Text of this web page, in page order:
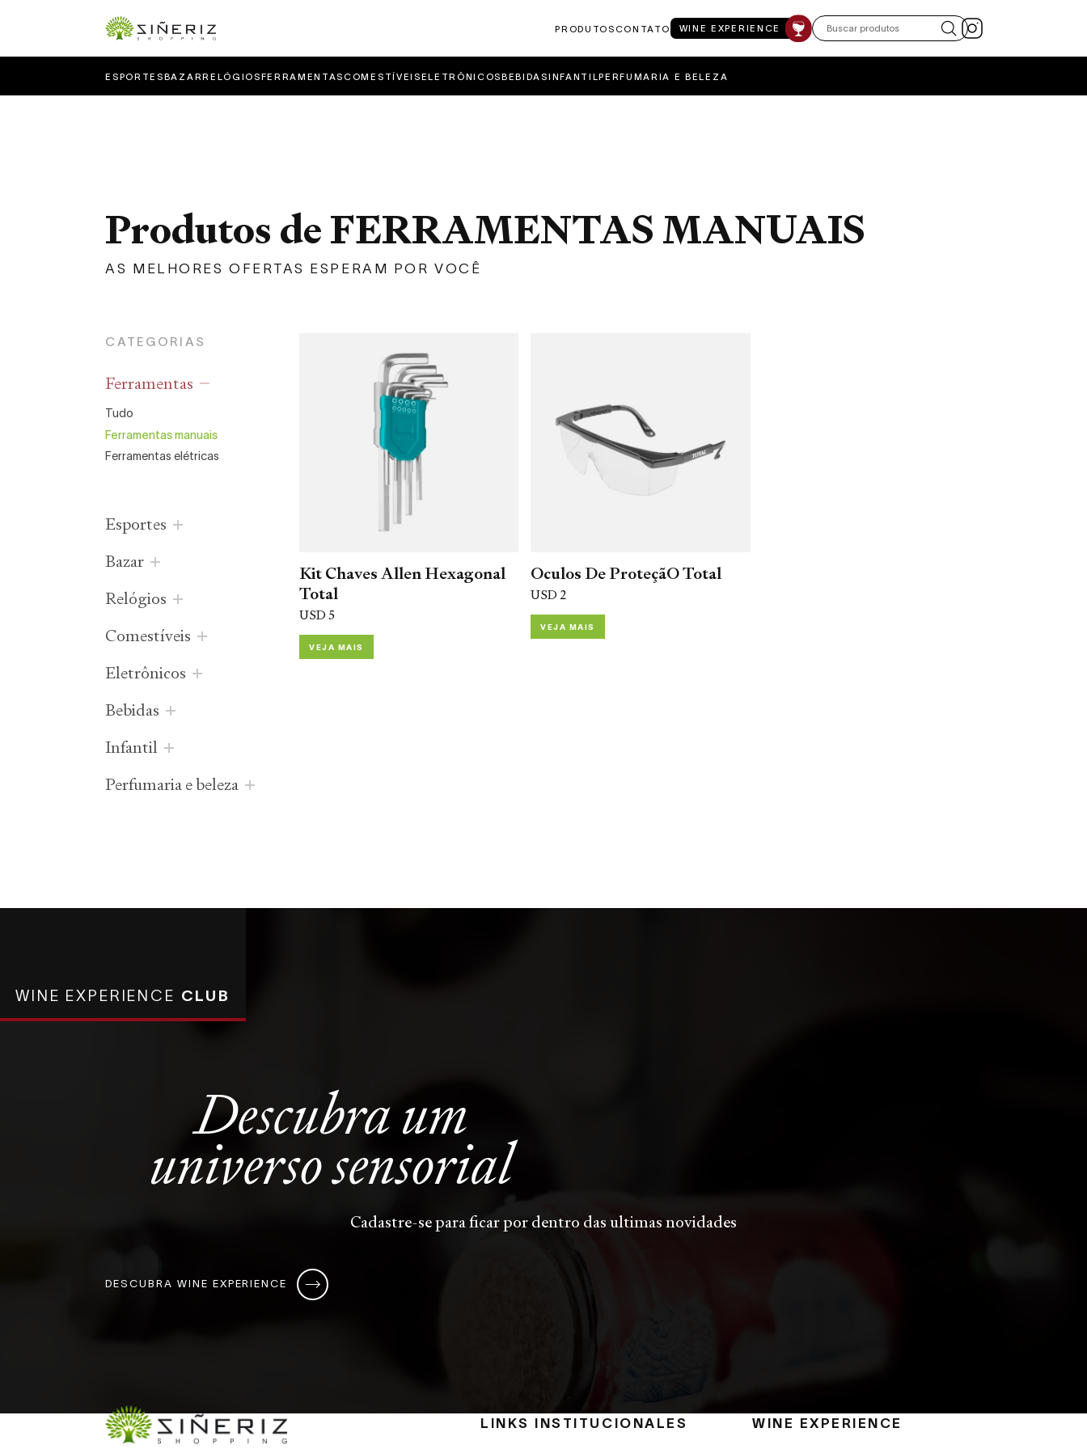
PRODUTOS
ESPORTESBAZARRELÓGIOSFERRAMENTASCOMESTÍVEISELETRÔNICOSBEBIDASINFANTILPERFUMARIA E BELEZA
CONTATO WINE EXPERIENCE
Produtos de FERRAMENTAS MANUAIS
AS MELHORES OFERTAS ESPERAM POR VOCÊ
CATEGORIAS
ferramentas
tudo
ferramentas manuais
ferramentas elétricas
esportes
bazar
relógios
comestíveis
eletrônicos
bebidas
infantil
perfumaria e beleza
Kit Chaves Allen Hexagonal
Total
USD 5
VEJA MAIS
Oculos De ProteçãO Total
USD 2
VEJA MAIS
WINE EXPERIENCE CLUB
Descubra um
universosensorial
Cadastre-se para ficar por dentro das ultimas novidades
DESCUBRA WINE EXPERIENCE
LINKS INSTITUCIONALES WINE EXPERIENCE